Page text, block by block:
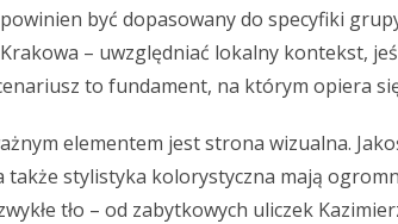
być dopasowany do specyfiki
– uwzględniać lokalny kontekst,
to fundament, na którym opiera się
elementem jest strona wizualna.
także stylistyka kolorystyczna mają
tło – od zabytkowych uliczek